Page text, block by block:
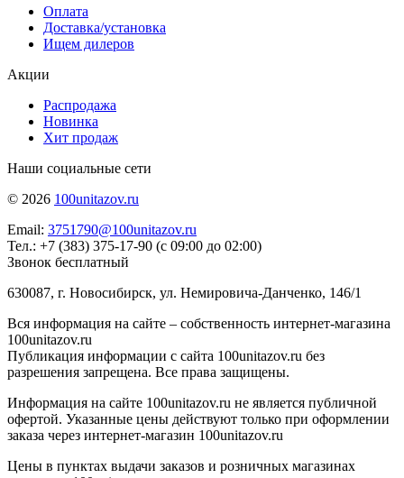
Оплата
Доставка/установка
Ищем дилеров
Акции
Распродажа
Новинка
Хит продаж
Наши социальные сети
© 2026 100unitazov.ru
Email: 3751790@100unitazov.ru
Тел.: +7 (383) 375-17-90 (с 09:00 до 02:00)
Звонок бесплатный
630087, г. Новосибирск, ул. Немировича-Данченко, 146/1
Вся информация на сайте – собственность интернет-магазина
100unitazov.ru
Публикация информации с сайта 100unitazov.ru без
разрешения запрещена. Все права защищены.
Информация на сайте 100unitazov.ru не является публичной
офертой. Указанные цены действуют только при оформлении
заказа через интернет-магазин 100unitazov.ru
Цены в пунктах выдачи заказов и розничных магазинах